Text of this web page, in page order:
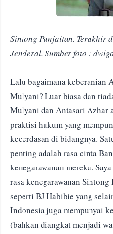
Sintong Panjaitan. Terakhir
Jenderal. Sumber foto :
Lalu bagaimana keberanian
Mulyani? Luar biasa dan
Mulyani dan Antasari Azhar
praktisi hukum yang
kecerdasan di bidangnya.
penting adalah rasa cinta
kenegarawanan mereka.
rasa kenegarawanan Sintong
seperti BJ Habibie yang
Indonesia juga mempunyai
(bahkan diangkat menjadi